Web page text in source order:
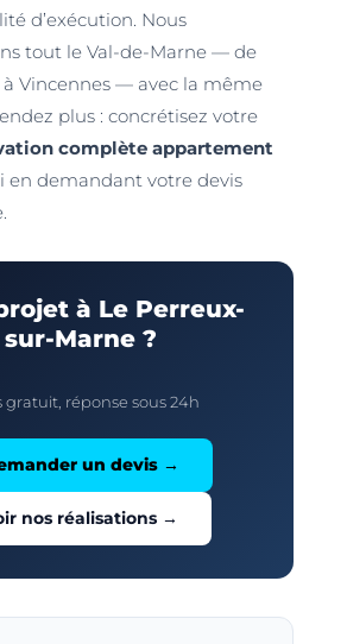
d’exécution. Nous
tout le Val-de-Marne — de
Vincennes — avec la même
plus : concrétisez votre
complète appartement
en demandant votre devis
à Le Perreux-
sur-Marne ?
gratuit, réponse sous 24h
un devis →
nos réalisations →